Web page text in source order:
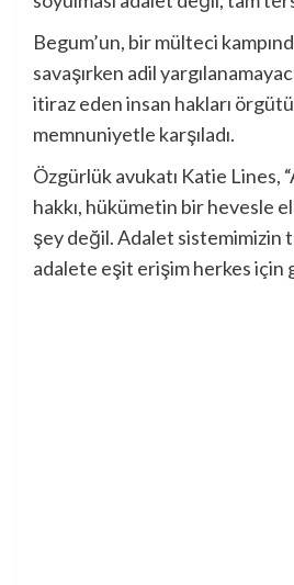
Begum’un, bir mülteci
savaşırken adil
itiraz eden insan hakları
memnuniyetle karşıladı.
Özgürlük avukatı Katie Lines,
hakkı, hükümetin bir hevesle
şey değil. Adalet sistemimizin
adalete eşit erişim herkes için